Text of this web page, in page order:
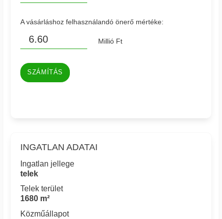
A vásárláshoz felhasználandó önerő mértéke:
Millió Ft
SZÁMÍTÁS
INGATLAN ADATAI
Ingatlan jellege
telek
Telek terület
1680 m²
Közműállapot